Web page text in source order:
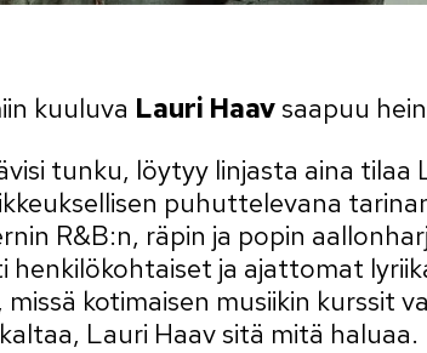
kuuluva Lauri Haav saapuu
tunku, löytyy linjasta aina tilaa
puhuttelevana
R&B:n, räpin ja popin
ja ajattomat
kotimaisen musiikin kurssit
Lauri Haav sitä mitä haluaa.